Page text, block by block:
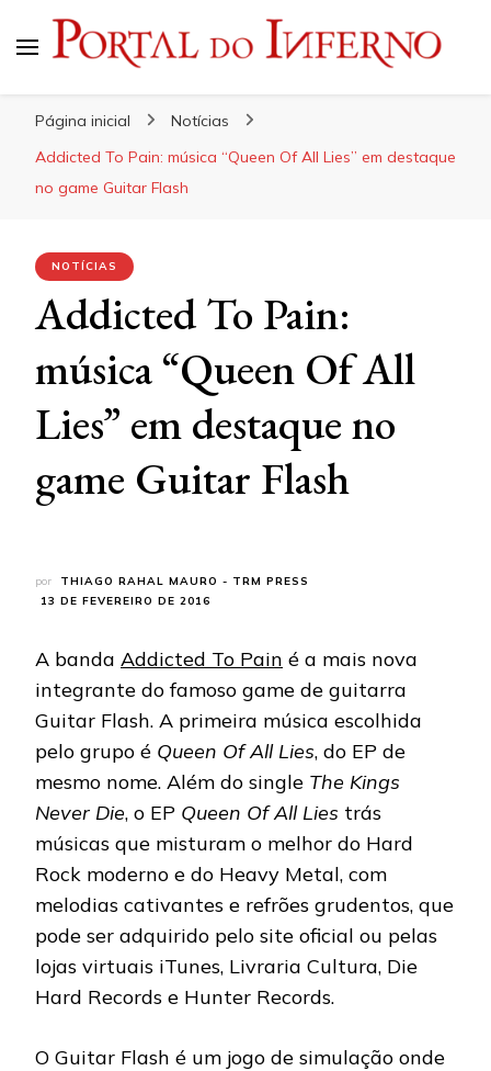
Página inicial
Notícias
Addicted To Pain: música “Queen Of All Lies” em destaque
no game Guitar Flash
NOTÍCIAS
Addicted To Pain:
música “Queen Of All
Lies” em destaque no
game Guitar Flash
por
THIAGO RAHAL MAURO - TRM PRESS
13 DE FEVEREIRO DE 2016
A banda Addicted To Pain é a mais nova
integrante do famoso game de guitarra
Guitar Flash. A primeira música escolhida
pelo grupo é Queen Of All Lies, do EP de
mesmo nome. Além do single The Kings
Never Die, o EP Queen Of All Lies trás
músicas que misturam o melhor do Hard
Rock moderno e do Heavy Metal, com
melodias cativantes e refrões grudentos, que
pode ser adquirido pelo site oficial ou pelas
lojas virtuais iTunes, Livraria Cultura, Die
Hard Records e Hunter Records.
O Guitar Flash é um jogo de simulação onde